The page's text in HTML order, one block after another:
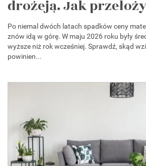
drożeją. Jak
Po niemal dwóch latach spadków ceny
znów idą w górę. W maju 2026 roku były
wyższe niż rok wcześniej. Sprawdź, skąd
powinien...